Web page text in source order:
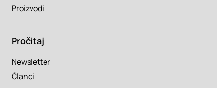
Proizvodi
Pročitaj
Newsletter
Članci